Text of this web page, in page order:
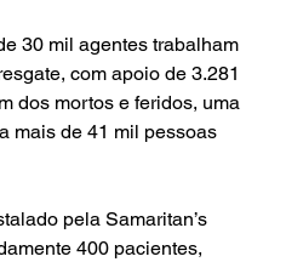
30 mil agentes trabalham
com apoio de 3.281
dos mortos e feridos, uma
mais de 41 mil pessoas
pela Samaritan’s
400 pacientes,